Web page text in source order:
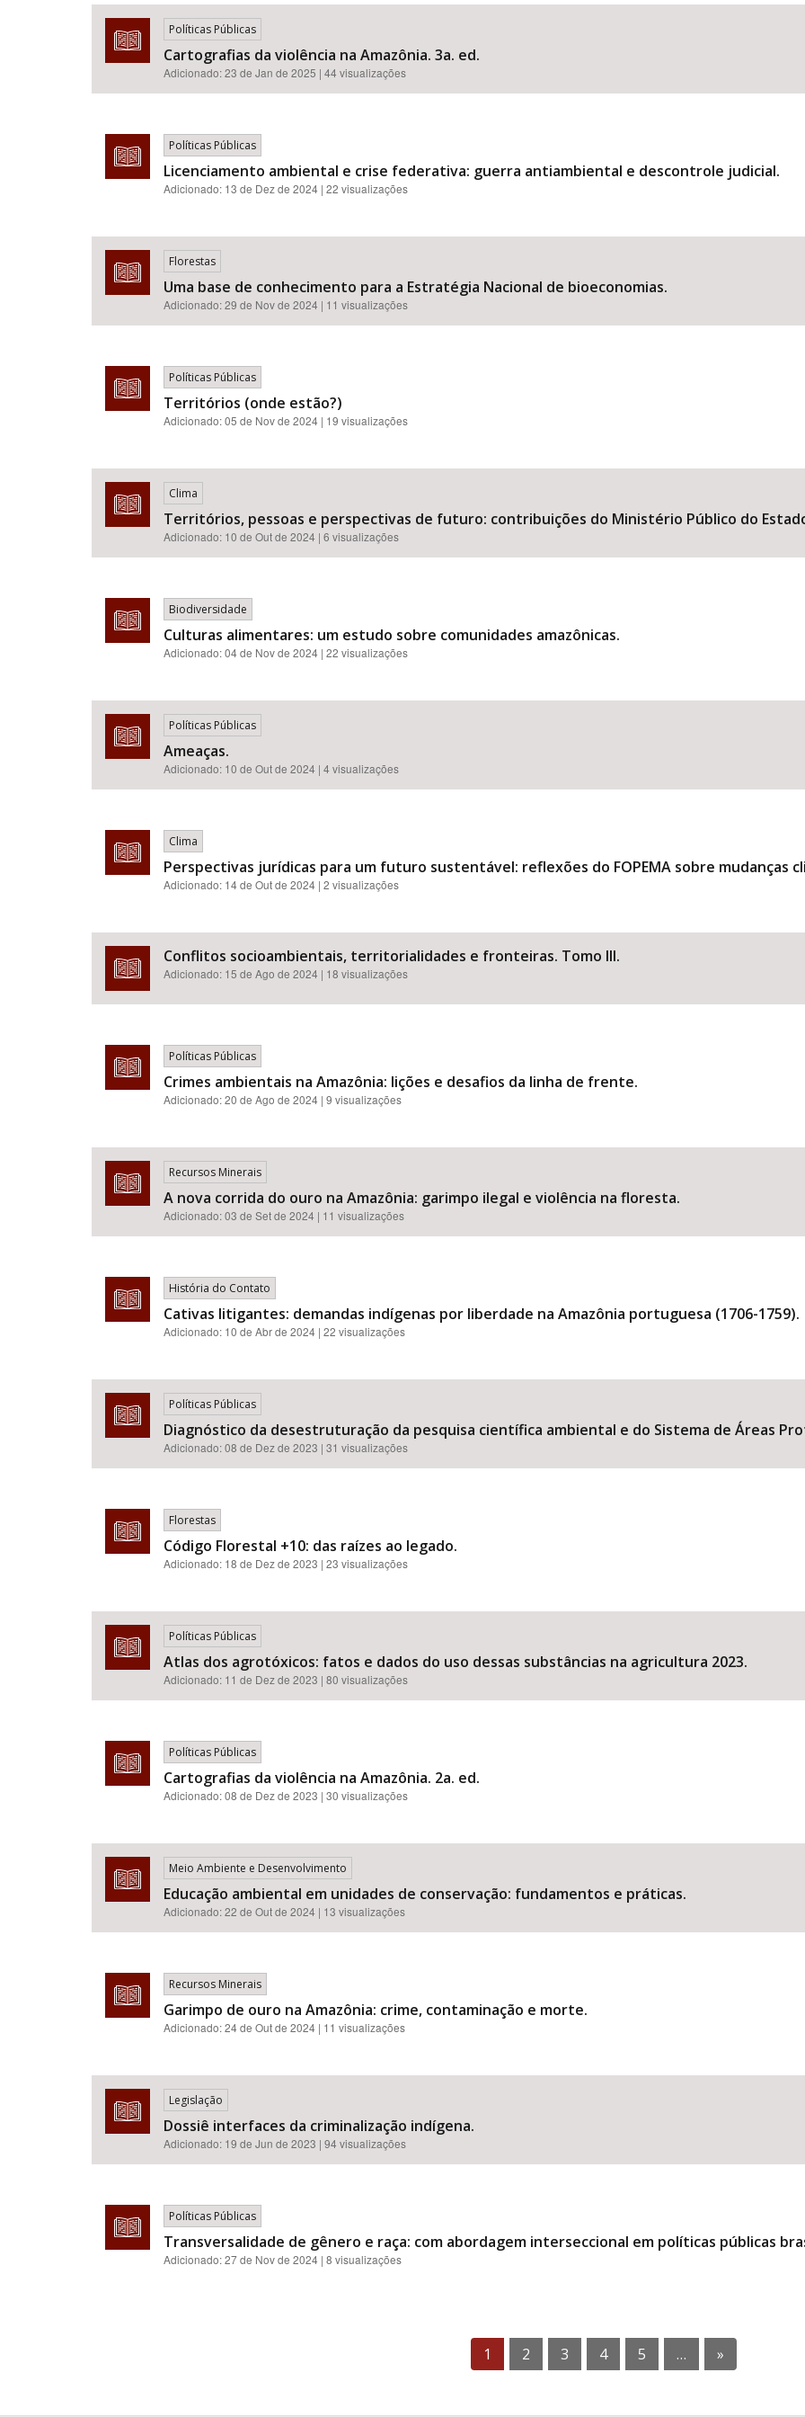
Políticas Públicas
Cartografias da violência na Amazônia. 3a. ed.
Adicionado:23 de Jan de 2025 | 44 visualizações
Políticas Públicas
Licenciamento ambiental e crise federativa: guerra antiambiental e descontrole judicial.
Adicionado: 13 de Dez de 2024 | 22 visualizações
Florestas
Uma base de conhecimento para a Estratégia Nacional de bioeconomias.
Adicionado:29 de Nov de 2024 | 11 visualizações
Políticas Públicas
Territórios (onde estão?)
Adicionado:05 de Nov de 2024 | 19 visualizações
Clima
Territórios, pessoas e perspectivas de futuro: contribuições do Ministério Público do
Adicionado: 10 de Out de 2024 | 6 visualizações
Biodiversidade
Culturas alimentares: um estudo sobre comunidades amazônicas.
Adicionado:04 de Nov de 2024 | 22 visualizações
Políticas Públicas
Ameaças.
Adicionado: 10 de Out de 2024 | 4 visualizações
Clima
Perspectivas jurídicas para um futuro sustentável: reflexões do FOPEMA sobre mudanças
Adicionado: 14 de Out de 2024 | 2 visualizações
Conflitos socioambientais, territorialidades e fronteiras. Tomo III.
Adicionado: 15 de Ago de 2024 | 18 visualizações
Políticas Públicas
Crimes ambientais na Amazônia: lições e desafios da linha de frente.
Adicionado:20 de Ago de 2024 | 9 visualizações
Recursos Minerais
A nova corrida do ouro na Amazônia: garimpo ilegal e violência na floresta.
Adicionado:03 de Set de 2024 | 11 visualizações
História do Contato
Cativas litigantes: demandas indígenas por liberdade na Amazônia portuguesa (1706-1759).
Adicionado: 10 de Abr de 2024 | 22 visualizações
Políticas Públicas
Diagnóstico da desestruturação da pesquisa científica ambiental e do Sistema de Áreas
Adicionado:08 de Dez de 2023 | 31 visualizações
Florestas
Código Florestal +10: das raízes ao legado.
Adicionado: 18 de Dez de 2023 | 23 visualizações
Políticas Públicas
Atlas dos agrotóxicos: fatos e dados do uso dessas substâncias na agricultura 2023.
Adicionado: 11 de Dez de 2023 | 80 visualizações
Políticas Públicas
Cartografias da violência na Amazônia. 2a. ed.
Adicionado:08 de Dez de 2023 | 30 visualizações
Meio Ambiente e Desenvolvimento
Educação ambiental em unidades de conservação: fundamentos e práticas.
Adicionado:22 de Out de 2024 | 13 visualizações
Recursos Minerais
Garimpo de ouro na Amazônia: crime, contaminação e morte.
Adicionado:24 de Out de 2024 | 11 visualizações
Legislação
Dossiê interfaces da criminalização indígena.
Adicionado: 19 de Jun de 2023 | 94 visualizações
Políticas Públicas
Transversalidade de gênero e raça: com abordagem interseccional em políticas públicas
Adicionado:27 de Nov de 2024 | 8 visualizações
1 2 3 4 5 … »